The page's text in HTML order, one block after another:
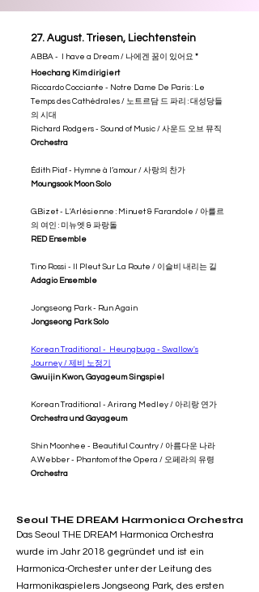
27. August. Triesen, Liechtenstein
ABBA - I have a Dream / 나에겐 꿈이 있어요 *
Hoechang Kim dirigiert
Riccardo Cocciante - Notre Dame De Paris : Le
Temps des Cathédrales / 노트르담 드 파리 : 대성당들
의 시대
Richard Rodgers - Sound of Music / 사운드 오브 뮤직
Orchestra
Édith Piaf - Hymne à l’amour / 사랑의 찬가
Moungsook Moon Solo
G.Bizet - L'Arlésienne : Minuet & Farandole / 아를르
의 여인 : 미뉴엣 & 파랑돌
RED Ensemble
Tino Rossi - Il Pleut Sur La Route / 이슬비 내리는 길
Adagio Ensemble
Jongseong Park - Run Again
Jongseong Park Solo
Korean Traditional - Heungbuga - Swallow's
Journey / 제비 노정기
Gwuijin Kwon, Gayageum Singspiel
Korean Traditional - Arirang Medley / 아리랑 연가
Orchestra und Gayageum
Shin Moonhee - Beautiful Country / 아름다운 나라
A.Webber - Phantom of the Opera / 오페라의 유령
Orchestra
Seoul THE DREAM Harmonica Orchestra
Das Seoul THE DREAM Harmonica Orchestra
wurde im Jahr 2018 gegründet und ist ein
Harmonica-Orchester unter der Leitung des
Harmonikaspielers Jongseong Park, des ersten